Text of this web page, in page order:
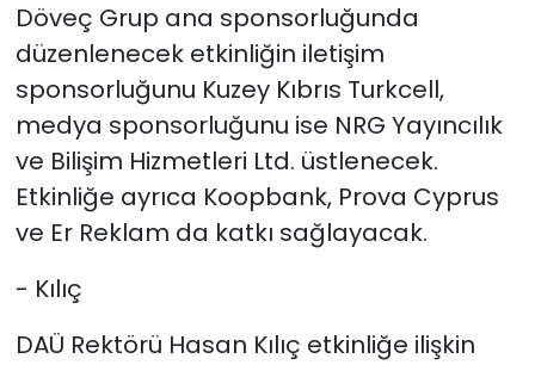
Döveç Grup ana sponsorluğunda
düzenlenecek etkinliğin iletişim
sponsorluğunu Kuzey Kıbrıs Turkcell,
medya sponsorluğunu ise NRG Yayıncılık
ve Bilişim Hizmetleri Ltd. üstlenecek.
Etkinliğe ayrıca Koopbank, Prova Cyprus
ve Er Reklam da katkı sağlayacak.
- Kılıç
DAÜ Rektörü Hasan Kılıç etkinliğe ilişkin